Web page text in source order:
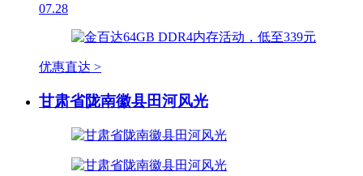
07.28
优惠直达 >
甘肃省陇南徽县田河风光